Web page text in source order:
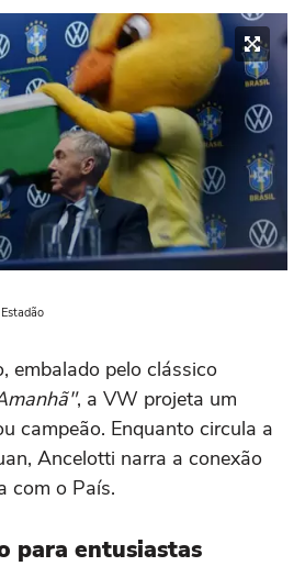
embalado pelo clássico
, a VW projeta um
campeão. Enquanto circula a
Ancelotti narra a conexão
com o País.
para entusiastas